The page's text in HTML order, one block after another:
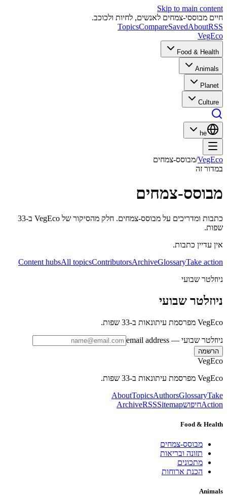
Skip to main content
חיים מבוססי-צמחים לאנשים, לחיות ולכוכב.
TopicsCompareSavedAboutRSS
VegEco
Food & Health
Animals
Planet
Culture
he
VegEco
/מבוסס-צמחים
במדור זה
מבוסס-צמחים
כתבות ומדריכים על מבוסס-צמחים. חלק מהסיקור של VegEco ב-33
שפות.
אין עדיין כתבות.
Content hubsAll topicsContributorsArchiveGlossaryTake action
ניוזלטר שבועי
ניוזלטר שבועי
VegEco מפרסמת עיתונאות ב-33 שפות.
ניוזלטר שבועי — email address
הרשמה
VegEco
VegEco מפרסמת עיתונאות ב-33 שפות.
AboutTopicsAuthorsGlossaryTake
Actionחיפוש ArchiveRSSSitemap
Food & Health
מבוסס-צמחים
תזונה ובריאות
מתכונים
הכנת ארוחות
Animals